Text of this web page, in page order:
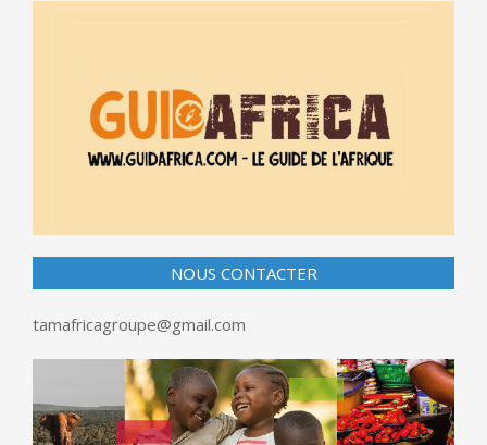
NOUS CONTACTER
tamafricagroupe@gmail.com